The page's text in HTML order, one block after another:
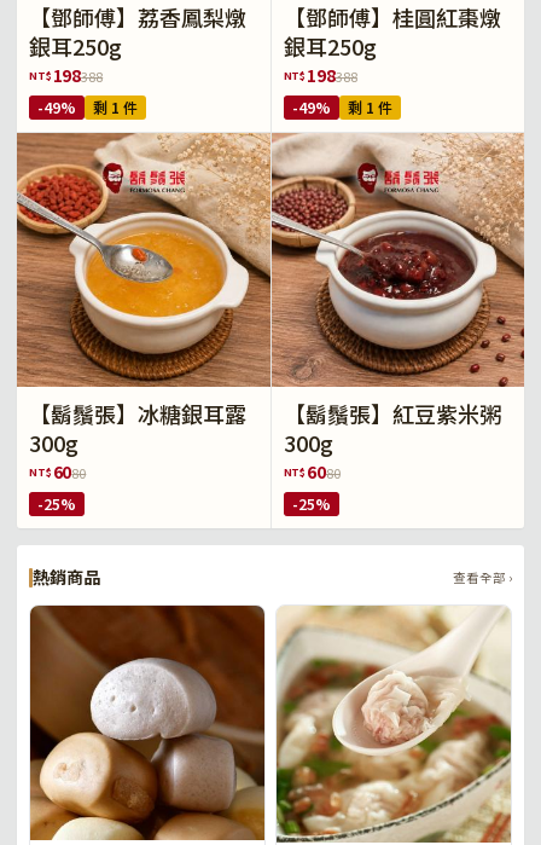
【鄧師傅】荔香鳳梨燉
銀耳250g
NT$ 198388
-49% 剩 1 件
【鄧師傅】桂圓紅棗燉
銀耳250g
NT$ 198388
-49% 剩 1 件
【鬍鬚張】冰糖銀耳露
300g
NT$ 6080
-25%
【鬍鬚張】紅豆紫米粥
300g
NT$ 6080
-25%
熱銷商品 查看全部 ›